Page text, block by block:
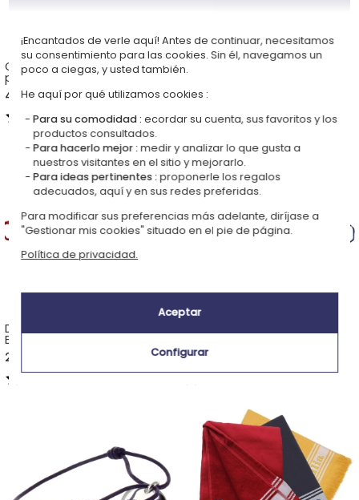
Colgante siluetas de hijos
personalizado
49,00 €
4,50 (2 opiniones)
Copa de vino grabada con
un nombre
14,90 €
4,90 (9 opiniones)
Delantal 100% Algodón Bio
Bordado Nombre
29,90 €
4,85 (51 opiniones)
30,90 €
5,00 (4 opiniones)
¡Encantados de verle aquí! Antes de continuar, necesitamos
su consentimiento para las cookies. Sin él, navegamos un
poco a ciegas, y usted también.
He aquí por qué utilizamos cookies :
Para su comodidad : ecordar su cuenta, sus favoritos y los
productos consultados.
Para hacerlo mejor :medir y analizar lo que gusta a
nuestros visitantes en el sitio y mejorarlo.
Para ideas pertinentes :proponerle los regalos
adecuados, aquí y en sus redes preferidas.
Para modificar sus preferencias más adelante, diríjase a
"Gestionar mis cookies" situado en el pie de página.
Política de privacidad.
Aceptar
Configurar